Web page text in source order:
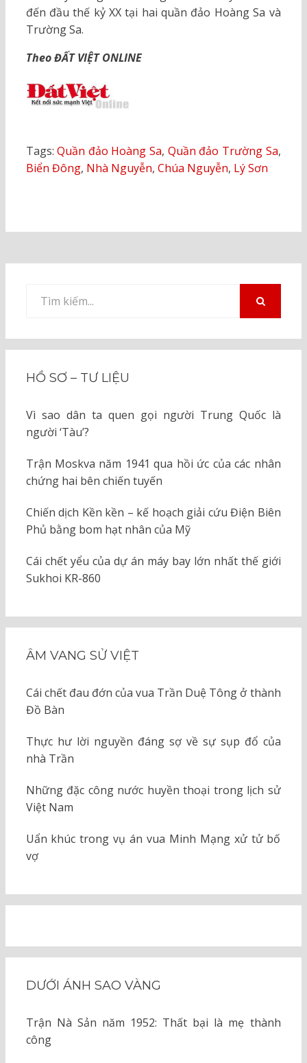
đến đầu thế kỷ XX tại hai quần đảo Hoàng Sa và
Trường Sa.
Theo ĐẤT VIỆT ONLINE
Tags:Quần đảo Hoàng Sa, Quần đảo Trường Sa,
Biển Đông, Nhà Nguyễn, Chúa Nguyễn, Lý Sơn
kiếm
HỒ SƠ – TƯ LIỆU
Vì sao dân ta quen gọi người Trung Quốc là
người ‘Tàu’?
Trận Moskva năm 1941 qua hồi ức của các nhân
chứng hai bên chiến tuyến
Chiến dịch Kền kền – kế hoạch giải cứu Điện Biên
Phủ bằng bom hạt nhân của Mỹ
Cái chết yểu của dự án máy bay lớn nhất thế giới
Sukhoi KR-860
ÂM VANG SỬ VIỆT
Cái chết đau đớn của vua Trần Duệ Tông ở thành
Đồ Bàn
Thực hư lời nguyền đáng sợ về sự sụp đổ của
nhà Trần
Những đặc công nước huyền thoại trong lịch sử
Việt Nam
Uẩn khúc trong vụ án vua Minh Mạng xử tử bố
vợ
DƯỚI ÁNH SAO VÀNG
Trận Nà Sản năm 1952: Thất bại là mẹ thành
công